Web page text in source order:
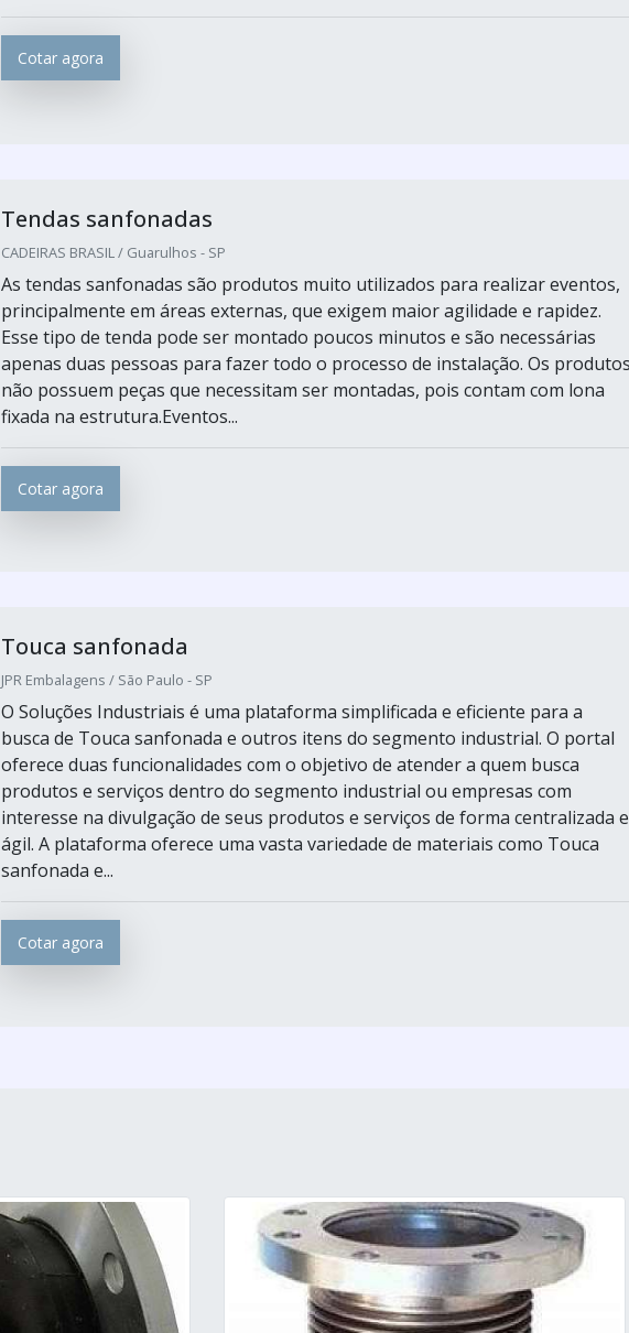
Cotar agora
Tendas sanfonadas
CADEIRAS BRASIL / Guarulhos - SP
As tendas sanfonadas são produtos muito utilizados para realizar eventos,
principalmente em áreas externas, que exigem maior agilidade e rapidez.
Esse tipo de tenda pode ser montado poucos minutos e são necessárias
apenas duas pessoas para fazer todo o processo de instalação. Os produtos
não possuem peças que necessitam ser montadas, pois contam com lona
fixada na estrutura.Eventos...
Cotar agora
Touca sanfonada
JPR Embalagens / São Paulo - SP
O Soluções Industriais é uma plataforma simplificada e eficiente para a
busca de Touca sanfonada e outros itens do segmento industrial. O portal
oferece duas funcionalidades com o objetivo de atender a quem busca
produtos e serviços dentro do segmento industrial ou empresas com
interesse na divulgação de seus produtos e serviços de forma centralizada e
ágil. A plataforma oferece uma vasta variedade de materiais como Touca
sanfonada e...
Cotar agora